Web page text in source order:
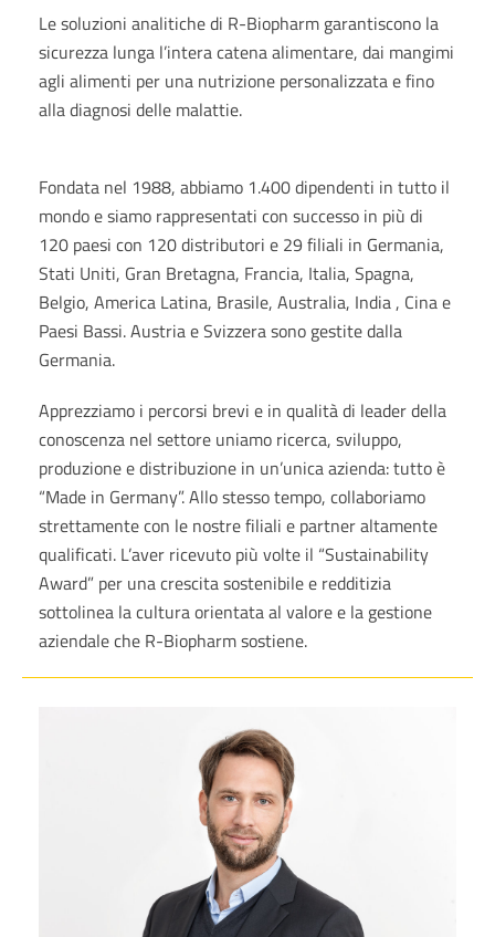
Le soluzioni analitiche di R-Biopharm garantiscono la
sicurezza lunga l’intera catena alimentare, dai mangimi
agli alimenti per una nutrizione personalizzata e fino
alla diagnosi delle malattie.
Fondata nel 1988, abbiamo 1.400 dipendenti in tutto il
mondo e siamo rappresentati con successo in più di
120 paesi con 120 distributori e 29 filiali in Germania,
Stati Uniti, Gran Bretagna, Francia, Italia, Spagna,
Belgio, America Latina, Brasile, Australia, India , Cina e
Paesi Bassi. Austria e Svizzera sono gestite dalla
Germania.
Apprezziamo i percorsi brevi e in qualità di leader della
conoscenza nel settore uniamo ricerca, sviluppo,
produzione e distribuzione in un’unica azienda: tutto è
“Made in Germany”. Allo stesso tempo, collaboriamo
strettamente con le nostre filiali e partner altamente
qualificati. L’aver ricevuto più volte il “Sustainability
Award” per una crescita sostenibile e redditizia
sottolinea la cultura orientata al valore e la gestione
aziendale che R-Biopharm sostiene.